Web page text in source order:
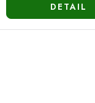
DETAIL